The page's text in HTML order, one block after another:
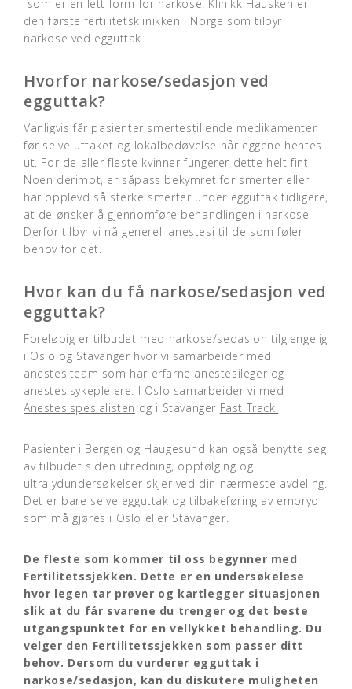
som er en lett form for narkose. Klinikk Hausken er
den første fertilitetsklinikken i Norge som tilbyr
narkose ved egguttak.
Hvorfor narkose/sedasjon ved
egguttak?
Vanligvis får pasienter smertestillende medikamenter
før selve uttaket og lokalbedøvelse når eggene hentes
ut. For de aller fleste kvinner fungerer dette helt fint.
Noen derimot, er såpass bekymret for smerter eller
har opplevd så sterke smerter under egguttak tidligere,
at de ønsker å gjennomføre behandlingen i narkose.
Derfor tilbyr vi nå generell anestesi til de som føler
behov for det.
Hvor kan du få narkose/sedasjon ved
egguttak?
Foreløpig er tilbudet med narkose/sedasjon tilgjengelig
i Oslo og Stavanger hvor vi samarbeider med
anestesiteam som har erfarne anestesileger og
anestesisykepleiere. I Oslo samarbeider vi med
Anestesispesialisten og i Stavanger Fast Track.
Pasienter i Bergen og Haugesund kan også benytte seg
av tilbudet siden utredning, oppfølging og
ultralydundersøkelser skjer ved din nærmeste avdeling.
Det er bare selve egguttak og tilbakeføring av embryo
som må gjøres i Oslo eller Stavanger.
De fleste som kommer til oss begynner med
Fertilitetssjekken. Dette er en undersøkelese
hvor legen tar prøver og kartlegger situasjonen
slik at du får svarene du trenger og det beste
utgangspunktet for en vellykket behandling. Du
velger den Fertilitetssjekken som passer ditt
behov. Dersom du vurderer egguttak i
narkose/sedasjon, kan du diskutere muligheten